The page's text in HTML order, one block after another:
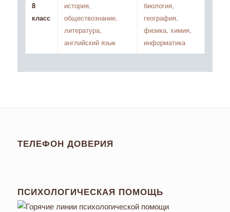
8
класс
история,
обществознание,
литература,
английский язык
биология,
география,
физика, химия,
информатика
ТЕЛЕФОН ДОВЕРИЯ
ПСИХОЛОГИЧЕСКАЯ ПОМОЩЬ